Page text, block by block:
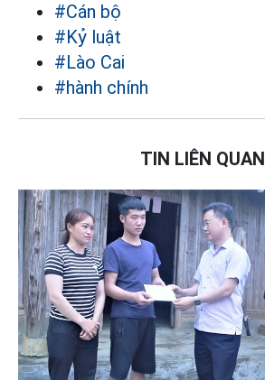
#Cán bộ
#Kỷ luật
#Lào Cai
#hành chính
TIN LIÊN QUAN